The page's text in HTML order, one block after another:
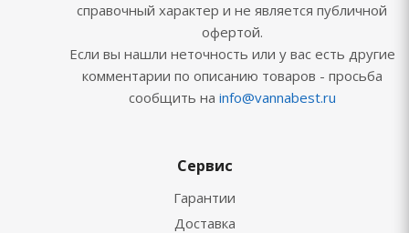
справочный характер и не является публичной
офертой.
Если вы нашли неточность или у вас есть другие
комментарии по описанию товаров - просьба
сообщить на info@vannabest.ru
Сервис
Гарантии
Доставка